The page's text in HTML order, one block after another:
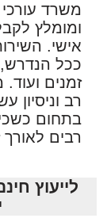
משרד עורכי
ומומלץ
אישי. השירות
ככל הנדרש,
זמנים ועוד.
רב וניסיון
בתחום
רבים לאורך
לייעוץ